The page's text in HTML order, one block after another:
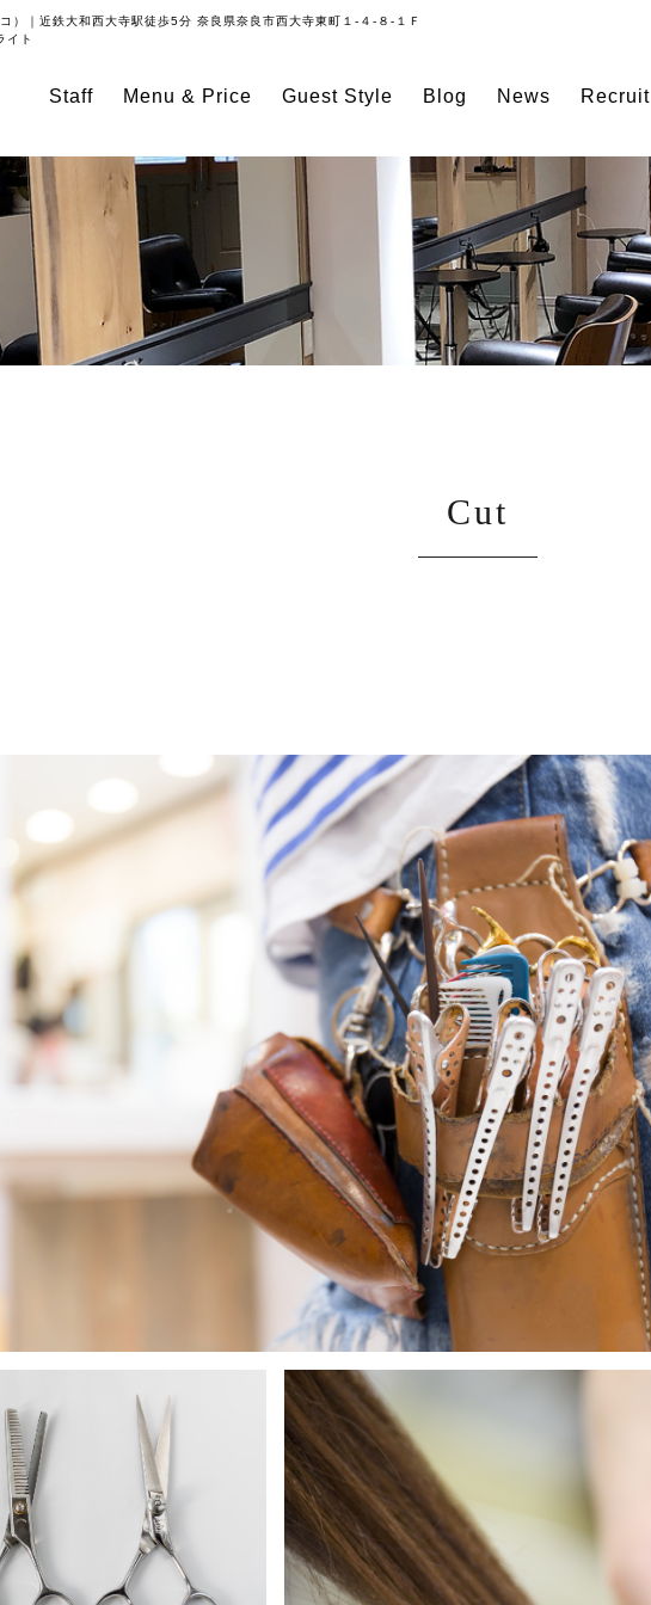
）｜近鉄大和西大寺駅徒歩5分
イト
奈良県奈良市西大寺東町１-４-８-１Ｆ
Staff Menu & Price Guest Style Blog News Recruit
Cut